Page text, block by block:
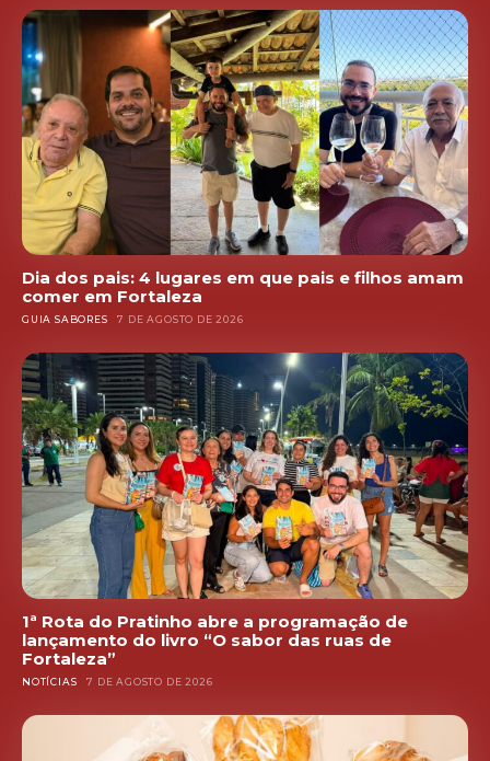
Dia dos pais: 4 lugares em que pais e filhos amam
comer em Fortaleza
GUIA SABORES 7 DE AGOSTO DE 2026
1ª Rota do Pratinho abre a programação de
lançamento do livro “O sabor das ruas de
Fortaleza”
NOTÍCIAS 7 DE AGOSTO DE 2026